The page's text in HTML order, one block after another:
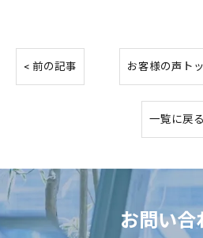
< 前の記事 お客様の声ト
一覧に戻る
お問い合